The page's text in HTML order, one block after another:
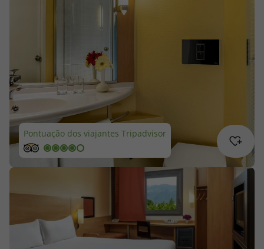
Especialistas
Cheque Viagem
Rede de Lojas
Blog TopViagens
Área de Cliente
Pontuação dos viajantes Tripadvisor